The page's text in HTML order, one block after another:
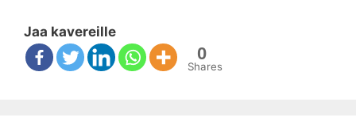
Jaa kavereille
0
Shares